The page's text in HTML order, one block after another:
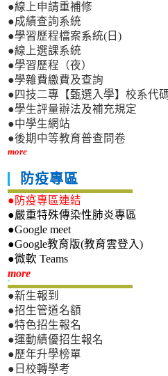
●線上申請重補修
●成績查詢系統
●學習歷程檔案系統(日)
●線上選課系統
●學習歷程（夜）
●學雜費繳費及查詢
●四技二專【甄選入學】校系代
●學生評量辦法及補充規定
●中學生網站
●後期中等教育普查問卷
more
防疫專區
●防疫專區連結
●嚴重特殊傳染性肺炎專區
●Google meet
●Google教育版(教育雲登入)
●微軟 Teams
more新生專區
●新生報到
●招生管道名額
●特色招生報名
●運動績優招生報名
●歷年升學榜單
●日校轉學考